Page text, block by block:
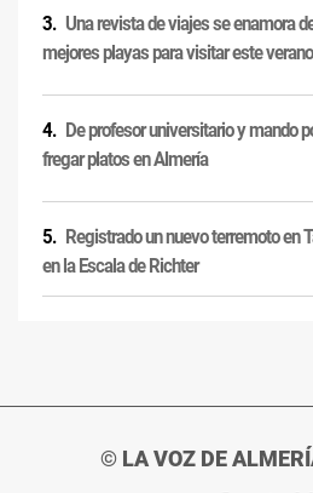
Una revista de viajes se enamora
mejores playas para visitar este verano
De profesor universitario y mando
fregar platos en Almería
Registrado un nuevo terremoto en
en la Escala de Richter
© LA VOZ DE